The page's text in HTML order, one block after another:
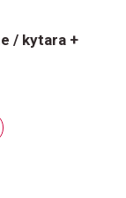
/ kytara +